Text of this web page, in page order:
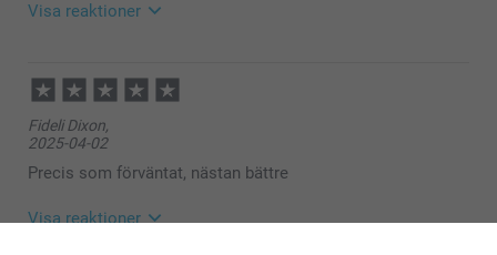
Visa reaktioner
12:35
Hej
Tack för ⭐️⭐⭐️⭐️! Vi är glada över att ha dig som
kund.
🩵-liga hälsningar
Pernilla @smartphoto
Fideli Dixon,
2025-04-02
Precis som förväntat, nästan bättre
Visa reaktioner